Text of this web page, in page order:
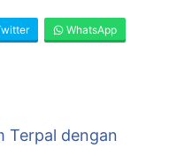
WhatsApp
Terpal dengan